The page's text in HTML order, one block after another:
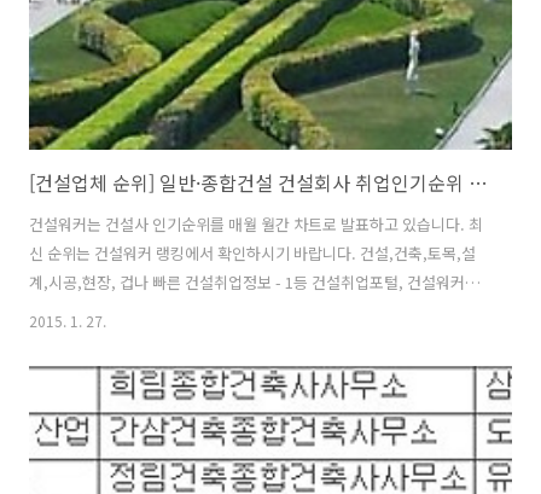
[건설업체 순위] 일반·종합건설 건설회사 취업인기순위 ★ 2위 현대건설 힐스테이트, 1위는??
건설워커는 건설사 인기순위를 매월 월간 차트로 발표하고 있습니다. 최
신 순위는 건설워커 랭킹에서 확인하시기 바랍니다. 건설,건축,토목,설
계,시공,현장, 겁나 빠른 건설취업정보 - 1등 건설취업포털, 건설워커
www.worker.co.kr [건설워커 2015-2-10] 건설사 취업인기순위에서
(www.worker.co.kr 대표 유종현)는 2015년 2월 건설사 취업인기순위
(일명 ‘건설워커 랭킹’)에서 삼성물산이 지난해 4월부터 23개월째 종합
건설 부문 정상자리를 지켰다고 밝혔다. 또 현대엔지니어링(엔지니어
링), 구산토건(전문건설), 삼우종합건축사사무소(건축설계), 은민에스앤
디(인테리어)가 부문별 1위를 차지했다. 종합건설 부문에서는 삼성물산
2015. 1. 27.